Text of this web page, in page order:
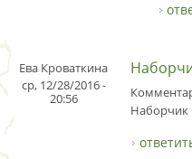
Ева Кроваткина
ср, 12/28/2016 -
20:56
Наборчик